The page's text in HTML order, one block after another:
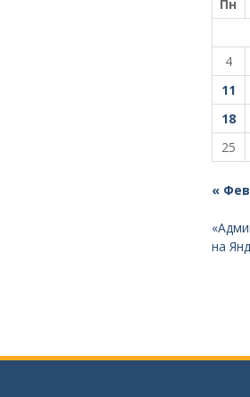
Пн
4
11
18
25
« Фев
на